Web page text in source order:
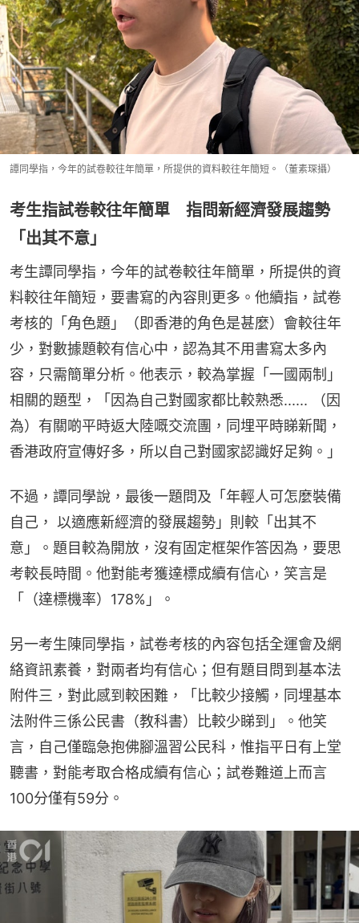
譚同學指，今年的試卷較往年簡單，所提供的資料較往年簡短。（董素琛攝）
考生指試卷較往年簡單 指問新經濟發展趨勢
「出其不意」
考生譚同學指，今年的試卷較往年簡單，所提供的資
料較往年簡短，要書寫的內容則更多。他續指，試卷
考核的「角色題」（即香港的角色是甚麼）會較往年
少，對數據題較有信心中，認為其不用書寫太多內
容，只需簡單分析。他表示，較為掌握「一國兩制」
相關的題型，「因為自己對國家都比較熟悉...... （因
為）有關啲平時返大陸嘅交流團，同埋平時睇新聞，
香港政府宣傳好多，所以自己對國家認識好足夠。」
不過，譚同學說，最後一題問及「年輕人可怎麼裝備
自己， 以適應新經濟的發展趨勢」則較「出其不
意」。題目較為開放，沒有固定框架作答因為，要思
考較長時間。他對能考獲達標成續有信心，笑言是
「（達標機率）178%」。
另一考生陳同學指，試卷考核的內容包括全運會及網
絡資訊素養，對兩者均有信心；但有題目問到基本法
附件三，對此感到較困難，「比較少接觸，同埋基本
法附件三係公民書（教科書）比較少睇到」。他笑
言，自己僅臨急抱佛腳溫習公民科，惟指平日有上堂
聽書，對能考取合格成續有信心；試卷難道上而言
100分僅有59分。